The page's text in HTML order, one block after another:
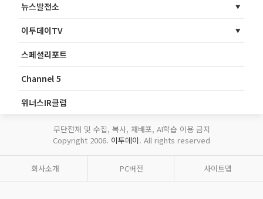
뉴스발전소
이투데이TV
스페셜리포트
Channel 5
위너스IR클럽
무단전재 및 수집, 복사, 재배포, AI학습 이용 금지
Copyright 2006. 이투데이. All rights reserved
회사소개 PC버전 사이트맵